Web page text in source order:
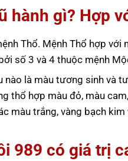
hành gì? Hợp
Thổ. Mệnh Thổ hợp
số 3 và 4 thuộc mệnh
nào là màu tương sinh và
thổ hợp màu đỏ, màu
màu trắng, vàng bạch
989 có giá trị